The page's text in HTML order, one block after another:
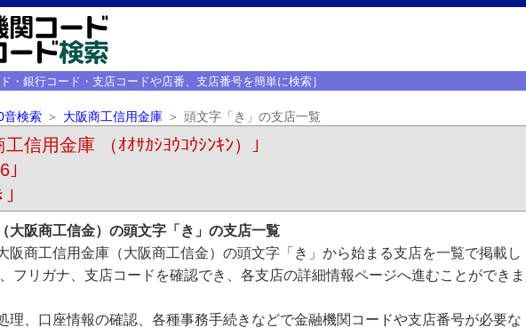
・銀行コード・支店コードや店番、支店番号を簡単に検索］
音検索 大阪商工信用金庫 頭文字「き」の支店一覧
信用金庫 （ｵｵｻｶｼﾖｳｺｳｼﾝｷﾝ）｣
｣
大阪商工信金）の頭文字「き」の支店一覧
阪商工信用金庫（大阪商工信金）の頭文字「き」から始まる支店を一覧で掲載し
フリガナ、支店コードを確認でき、各支店の詳細情報ページへ進むことができま
理、口座情報の確認、各種事務手続きなどで金融機関コードや支店番号が必要な